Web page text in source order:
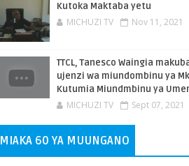
Kutoka Maktaba yetu
MICHUZI TV Nov 11, 2021
TTCL, Tanesco Waingia
ujenzi wa miundombinu ya
Kutumia Miundmbinu ya
MICHUZI TV Sept 07, 2021
MIAKA 60 YA MUUNGANO